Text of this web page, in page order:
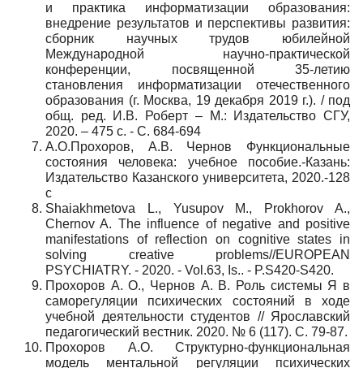
и практика информатизации образования:
внедрение результатов и перспективы развития:
сборник научных трудов юбилейной
Международной научно-практической
конференции, посвященной 35-летию
становления информатизации отечественного
образования (г. Москва, 19 декабря 2019 г.). / под
общ. ред. И.В. Роберт – М.: Издательство СГУ,
2020. – 475 с. - С. 684-694
А.О.Прохоров, А.В. Чернов Функциональные
состояния человека: учебное пособие.-Казань:
Издательство Казанского университета, 2020.-128
с
Shaiakhmetova L., Yusupov M., Prokhorov A.,
Chernov A. The influence of negative and positive
manifestations of reflection on cognitive states in
solving creative problems//EUROPEAN
PSYCHIATRY. - 2020. - Vol.63, Is.. - P.S420-S420.
Прохоров А. О., Чернов А. В. Роль системы Я в
саморегуляции психических состояний в ходе
учебной деятельности студентов // Ярославский
педагогический вестник. 2020. № 6 (117). С. 79-87.
Прохоров А.О. Структурно-функциональная
модель ментальной регуляции психических